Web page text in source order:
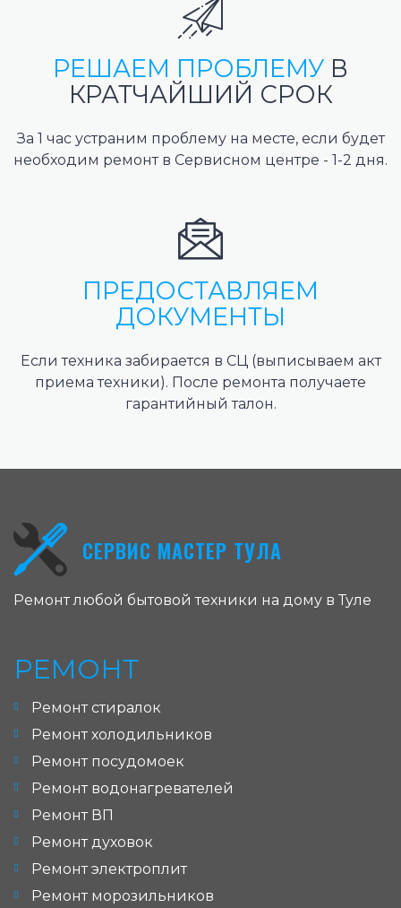
РЕШАЕМ ПРОБЛЕМУ В
КРАТЧАЙШИЙ СРОК
За 1 час устраним проблему на месте, если будет
необходим ремонт в Сервисном центре - 1-2 дня.
ПРЕДОСТАВЛЯЕМ
ДОКУМЕНТЫ
Если техника забирается в СЦ (выписываем акт
приема техники). После ремонта получаете
гарантийный талон.
СЕРВИС МАСТЕР ТУЛА
Ремонт любой бытовой техники на дому в Туле
РЕМОНТ
Ремонт стиралок
Ремонт холодильников
Ремонт посудомоек
Ремонт водонагревателей
Ремонт ВП
Ремонт духовок
Ремонт электроплит
Ремонт морозильников